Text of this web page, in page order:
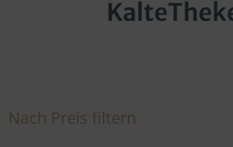
Nach Preis filtern